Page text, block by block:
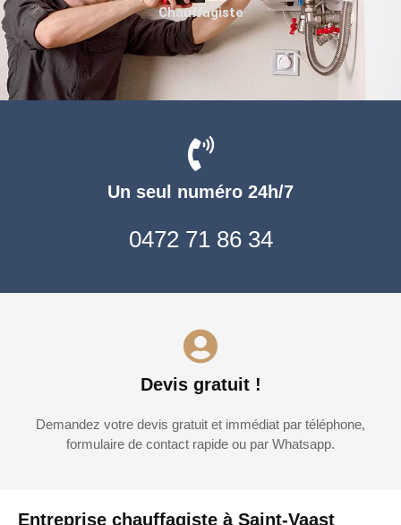
Entreprise chauffagiste à Saint-Vaast
Un seul numéro 24h/7
0472 71 86 34
Devis gratuit !
Demandez votre devis gratuit et immédiat par téléphone,
formulaire de contact rapide ou par Whatsapp.
Chauffagiste